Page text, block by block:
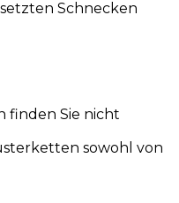
Schnecken
finden Sie nicht
sowohl von